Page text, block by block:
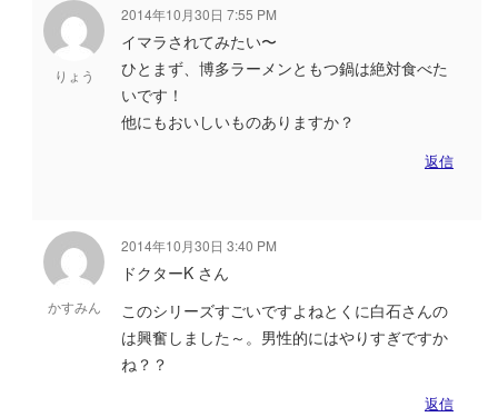
りょう
2014年10月30日 7:55 PM
イマラされてみたい〜
ひとまず、博多ラーメンともつ鍋は絶対食べた
いです！
他にもおいしいものありますか？
返信
かすみん
2014年10月30日 3:40 PM
ドクターK さん
このシリーズすごいですよねとくに白石さんの
は興奮しました～。男性的にはやりすぎですか
ね？？
返信